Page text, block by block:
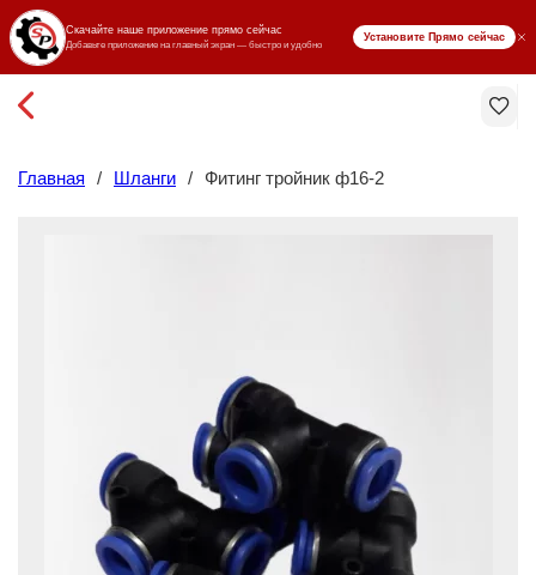
₸ KZT
Главная / Шланги / Фитинг тройник ф16-2